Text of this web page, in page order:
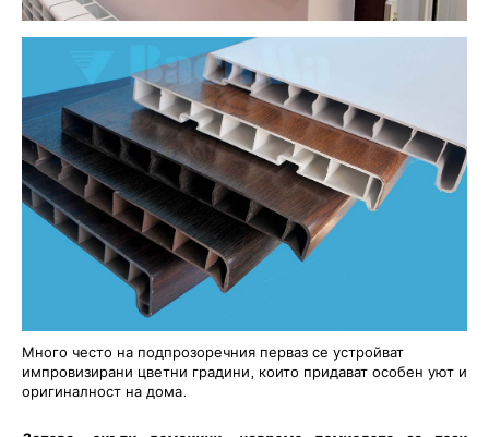
Много често на подпрозоречния перваз се устройват
импровизирани цветни градини, които придават особен уют и
оригиналност на дома.